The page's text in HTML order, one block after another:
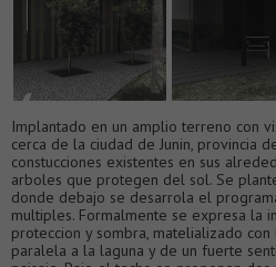
Implantado en un amplio terreno con
cerca de la ciudad de Junin, provincia
constucciones existentes en sus
arboles que protegen del sol. Se
donde debajo se desarrola el
multiples. Formalmente se expresa la
proteccion y sombra, matelializado
paralela a la laguna y de un fuerte